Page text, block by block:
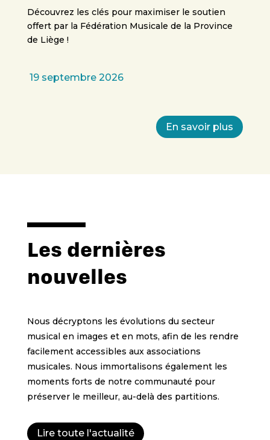
Découvrez les clés pour maximiser le soutien
offert par la Fédération Musicale de la Province
de Liège !
19 septembre 2026
En savoir plus
Les dernières
nouvelles
Nous décryptons les évolutions du secteur
musical en images et en mots, afin de les rendre
facilement accessibles aux associations
musicales. Nous immortalisons également les
moments forts de notre communauté pour
préserver le meilleur, au-delà des partitions.
Lire toute l'actualité